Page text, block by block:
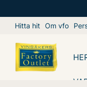
Hitta hit Om vfo